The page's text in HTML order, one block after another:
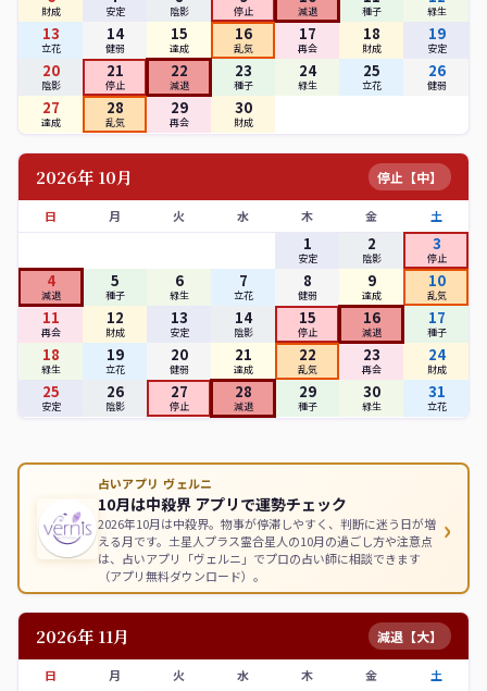
財成 安定 陰影 停止 減退 種子 緑生
13
立花
14
健弱
15
達成
16
乱気
17
再会
18
財成
19
安定
20
陰影
21
停止
22
減退
23
種子
24
緑生
25
立花
26
健弱
27
達成
28
乱気
29
再会
30
財成
2026年 10月 停止【中】
日 月 火 水 木 金 土
1
安定
2
陰影
3
停止
4
減退
5
種子
6
緑生
7
立花
8
健弱
9
達成
10
乱気
11
再会
12
財成
13
安定
14
陰影
15
停止
16
減退
17
種子
18
緑生
19
立花
20
健弱
21
達成
22
乱気
23
再会
24
財成
25
安定
26
陰影
27
停止
28
減退
29
種子
30
緑生
31
立花
占いアプリ ヴェルニ
10月は中殺界 アプリで運勢チェック
2026年10月は中殺界。物事が停滞しやすく、判断に迷う日が増
える月です。土星人プラス霊合星人の10月の過ごし方や注意点
は、占いアプリ「ヴェルニ」でプロの占い師に相談できます
（アプリ無料ダウンロード）。
›
2026年 11月 減退【大】
日 月 火 水 木 金 土